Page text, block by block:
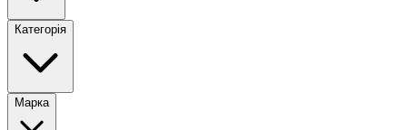
Категорія
Марка